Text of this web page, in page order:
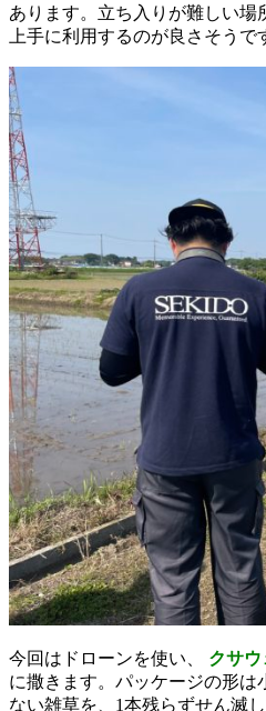
あります。立ち入りが難しい場
上手に利用するのが良さそうで
今回はドローンを使い、 クサ
に撒きます。パッケージの形は
ない雑草を、1本残らずせん滅